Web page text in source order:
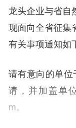
龙头企业与省自
现面向全省征集
有关事项通知如
请有意向的单位
请，并加盖单
m。